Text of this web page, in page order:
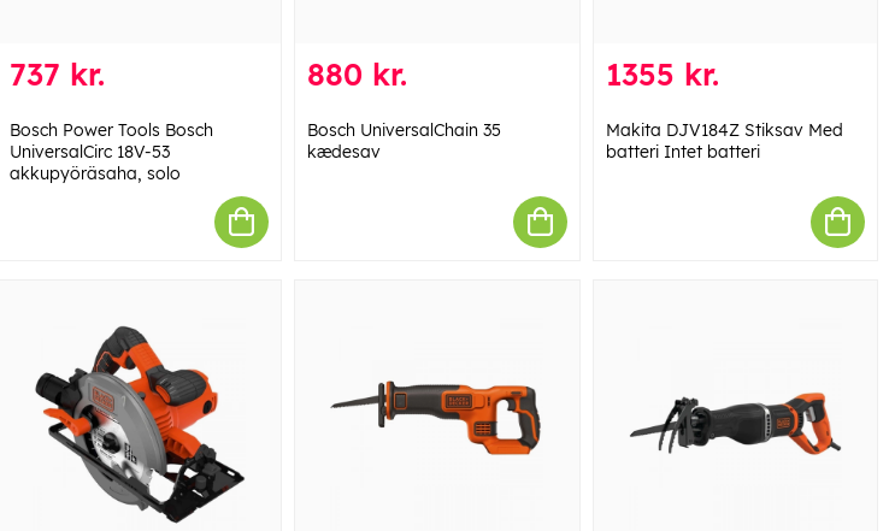
737 kr.
Bosch Power Tools Bosch
UniversalCirc 18V-53
akkupyöräsaha, solo
880 kr.
Bosch UniversalChain 35
kædesav
1355 kr.
Makita DJV184Z Stiksav Med
batteri Intet batteri